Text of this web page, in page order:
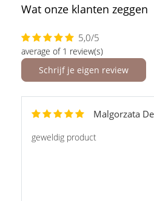
Wat onze klanten zeggen
5,0/5
average of 1 review(s)
Schrijf je eigen review
Malgorzata
geweldig product